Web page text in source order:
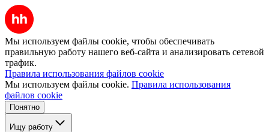
Мы используем файлы cookie, чтобы обеспечивать
правильную работу нашего веб-сайта и анализировать сетевой
трафик.
Правила использования файлов cookie
Мы используем файлы cookie. Правила использования
файлов cookie
Понятно
Ищу работу